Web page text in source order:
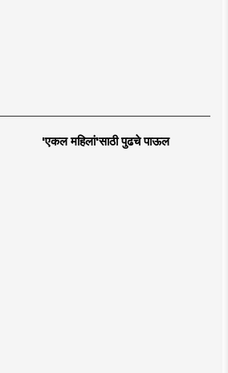
'एकल महिलां'साठी पुढचे पाऊल